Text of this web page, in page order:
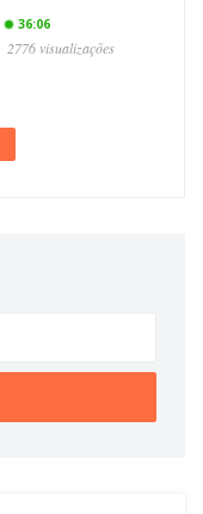
36:06
2776 visualizações